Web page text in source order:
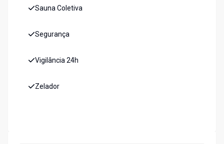
Sauna Coletiva
Segurança
Vigilância 24h
Zelador